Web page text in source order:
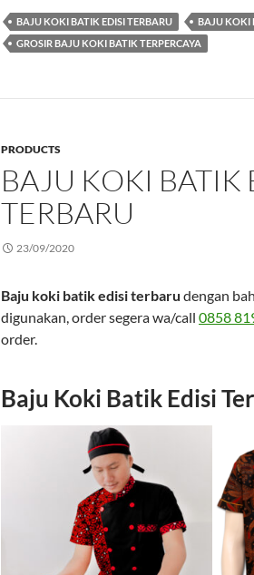
BAJU KOKI BATIK EDISI TERBARU
BAJU KOKI
GROSIR BAJU KOKI BATIK TERPERCAYA
PRODUCTS
BAJU KOKI BATIK
TERBARU
23/09/2020
Baju koki batik edisi terbaru dengan
digunakan, order segera wa/call 0858
order.
Baju Koki Batik Edisi